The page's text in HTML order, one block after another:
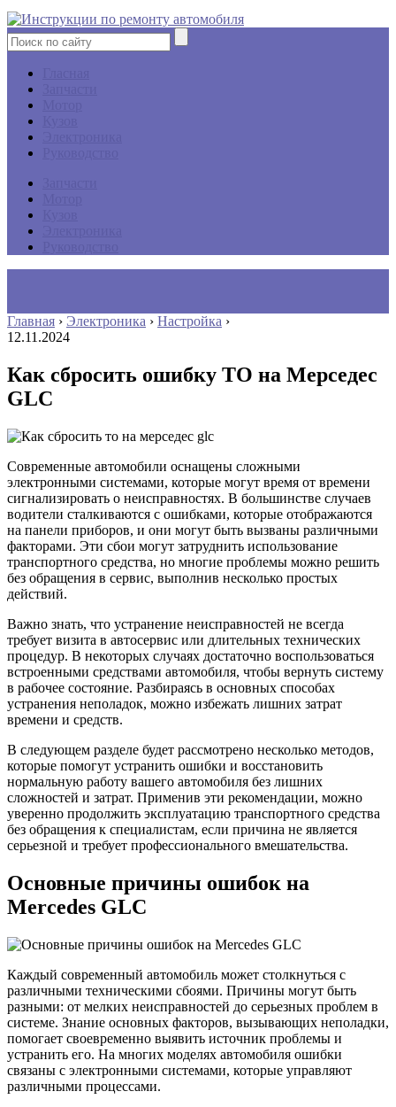
Главная › Электроника › Настройка ›
12.11.2024
Как сбросить ошибку ТО на Мерседес
GLC
Современные автомобили оснащены сложными
электронными системами, которые могут время от времени
сигнализировать о неисправностях. В большинстве случаев
водители сталкиваются с ошибками, которые отображаются
на панели приборов, и они могут быть вызваны различными
факторами. Эти сбои могут затруднить использование
транспортного средства, но многие проблемы можно решить
без обращения в сервис, выполнив несколько простых
действий.
Важно знать, что устранение неисправностей не всегда
требует визита в автосервис или длительных технических
процедур. В некоторых случаях достаточно воспользоваться
встроенными средствами автомобиля, чтобы вернуть систему
в рабочее состояние. Разбираясь в основных способах
устранения неполадок, можно избежать лишних затрат
времени и средств.
В следующем разделе будет рассмотрено несколько методов,
которые помогут устранить ошибки и восстановить
нормальную работу вашего автомобиля без лишних
сложностей и затрат. Применив эти рекомендации, можно
уверенно продолжить эксплуатацию транспортного средства
без обращения к специалистам, если причина не является
серьезной и требует профессионального вмешательства.
Основные причины ошибок на
Mercedes GLC
Каждый современный автомобиль может столкнуться с
различными техническими сбоями. Причины могут быть
разными: от мелких неисправностей до серьезных проблем в
системе. Знание основных факторов, вызывающих неполадки,
помогает своевременно выявить источник проблемы и
устранить его. На многих моделях автомобиля ошибки
связаны с электронными системами, которые управляют
различными процессами.